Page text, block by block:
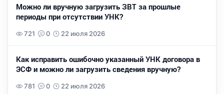
Можно ли вручную загрузить ЗВТ за прошлые
периоды при отсутствии УНК?
721 0 22 июля 2026
Как исправить ошибочно указанный УНК договора в
ЭСФ и можно ли загрузить сведения вручную?
781 0 22 июля 2026